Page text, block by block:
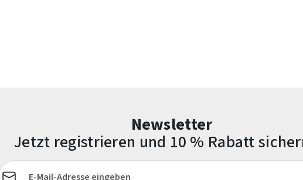
Newsletter
Jetzt registrieren und 10 % Rabatt
E-Mail-Adresse*